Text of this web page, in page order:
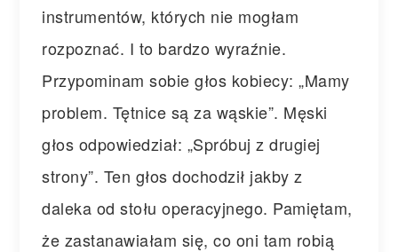
instrumentów, których nie mogłam
rozpoznać. I to bardzo wyraźnie.
Przypominam sobie głos kobiecy: „Mamy
problem. Tętnice są za wąskie”. Męski
głos odpowiedział: „Spróbuj z drugiej
strony”. Ten głos dochodził jakby z
daleka od stołu operacyjnego. Pamiętam,
że zastanawiałam się, co oni tam robią